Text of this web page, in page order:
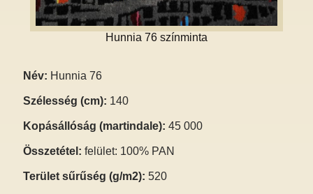
Hunnia 76 színminta
Név: Hunnia 76
Szélesség (cm): 140
Kopásállóság (martindale): 45 000
Összetétel: felület: 100% PAN
Terület sűrűség (g/m2): 520